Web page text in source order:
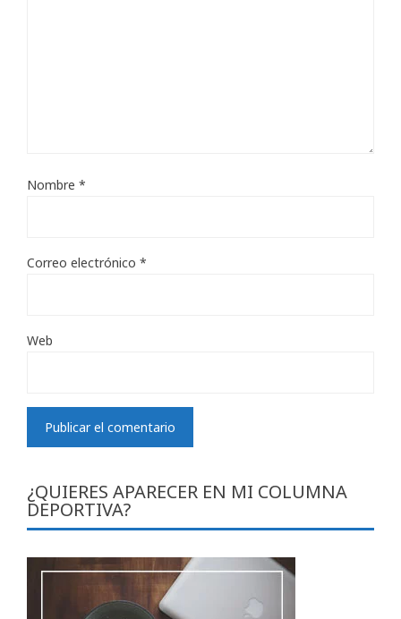
Nombre *
Correo electrónico *
Web
¿QUIERES APARECER EN MI COLUMNA
DEPORTIVA?